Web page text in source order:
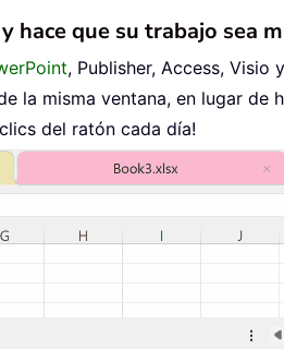
hace que su trabajo sea
, Publisher, Access, Visio
la misma ventana, en lugar de
del ratón cada día!